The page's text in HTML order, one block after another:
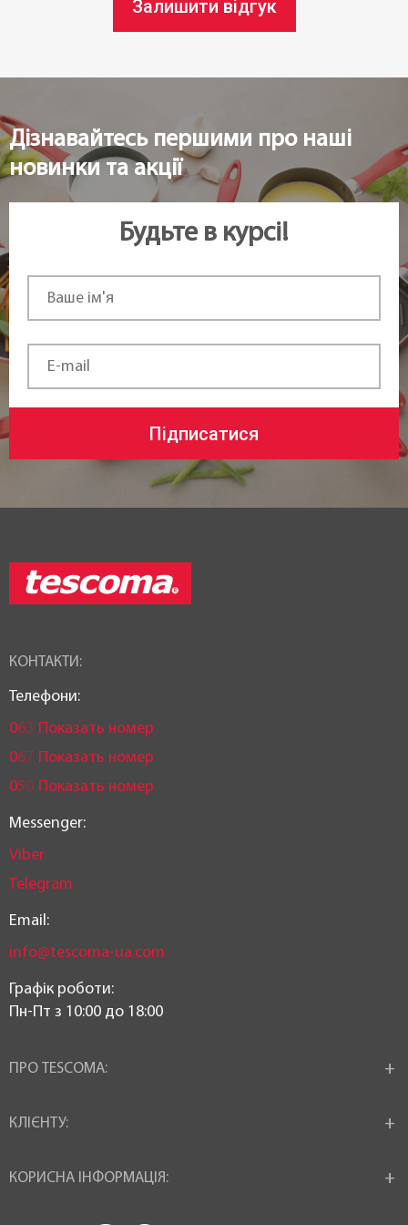
Залишити відгук
Дізнавайтесь першими про наші
новинки та акції
Будьте в курсі!
Підписатися
КОНТАКТИ:
Телефони:
063 Показать номер
067 Показать номер
050 Показать номер
Messenger:
Viber
Telegram
Email:
info@tescoma-ua.com
Графік роботи:
Пн-Пт з 10:00 до 18:00
ПРО TESCOMA:
КЛІЄНТУ:
КОРИСНА ІНФОРМАЦІЯ: